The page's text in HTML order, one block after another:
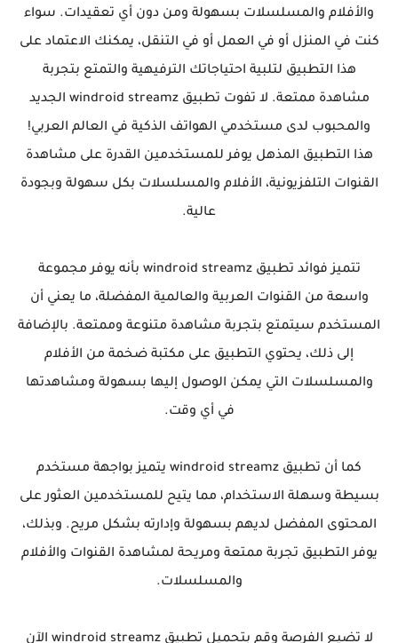
والأفلام والمسلسلات بسهولة ومن دون أي تعقيدات. سواء
كنت في المنزل أو في العمل أو في التنقل، يمكنك الاعتماد على
هذا التطبيق لتلبية احتياجاتك الترفيهية والتمتع بتجربة
مشاهدة ممتعة. لا تفوت تطبيق windroid streamz الجديد
والمحبوب لدى مستخدمي الهواتف الذكية في العالم العربي!
هذا التطبيق المذهل يوفر للمستخدمين القدرة على مشاهدة
القنوات التلفزيونية، الأفلام والمسلسلات بكل سهولة وبجودة
عالية.
تتميز فوائد تطبيق windroid streamz بأنه يوفر مجموعة
واسعة من القنوات العربية والعالمية المفضلة، ما يعني أن
المستخدم سيتمتع بتجربة مشاهدة متنوعة وممتعة. بالإضافة
إلى ذلك، يحتوي التطبيق على مكتبة ضخمة من الأفلام
والمسلسلات التي يمكن الوصول إليها بسهولة ومشاهدتها
في أي وقت.
كما أن تطبيق windroid streamz يتميز بواجهة مستخدم
بسيطة وسهلة الاستخدام، مما يتيح للمستخدمين العثور على
المحتوى المفضل لديهم بسهولة وإدارته بشكل مريح. وبذلك،
يوفر التطبيق تجربة ممتعة ومريحة لمشاهدة القنوات والأفلام
والمسلسلات.
لا تضيع الفرصة وقم بتحميل تطبيق windroid streamz الآن